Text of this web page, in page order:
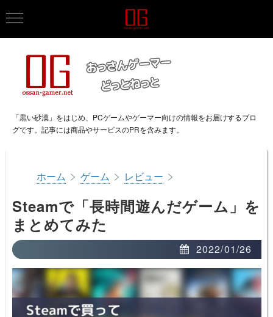
「黒い砂漠」をはじめ、PCゲームやゲーマー向けの情報をお届けするブロ
グです。記事には商品やサービスのPRを含みます。
ホーム > ゲーム > レビュー >
Steamで「長時間遊んだゲーム」を
まとめてみた
2022/01/26